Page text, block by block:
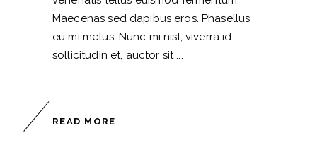
Maecenas sed dapibus eros. Phasellus
eu mi metus. Nunc mi nisl, viverra id
sollicitudin et, auctor sit
READ MORE